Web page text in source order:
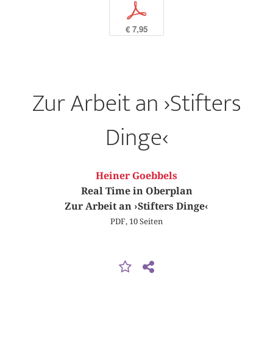
p
€ 7,95
Zur Arbeit an ›Stifters
Dinge‹
Heiner Goebbels
Real Time in Oberplan
Zur Arbeit an ›Stifters Dinge‹
PDF, 10 Seiten